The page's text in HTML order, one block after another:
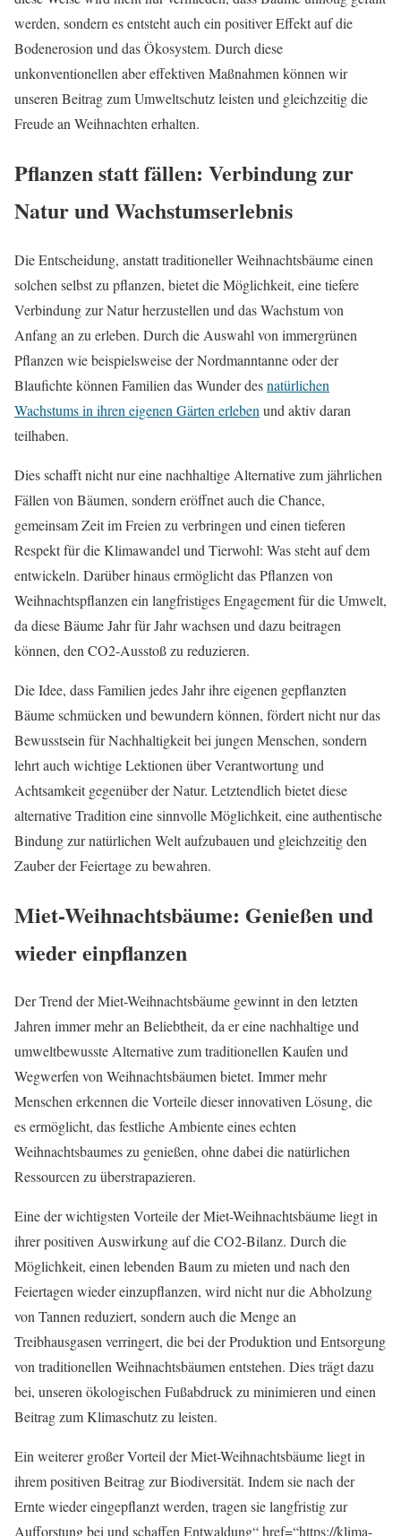
werden, sondern es entsteht auch ein positiver Effekt auf die
Bodenerosion und das Ökosystem. Durch diese
unkonventionellen aber effektiven Maßnahmen können wir
unseren Beitrag zum Umweltschutz leisten und gleichzeitig die
Freude an Weihnachten erhalten.
Pflanzen statt fällen: Verbindung zur
Natur und Wachstumserlebnis
Die Entscheidung, anstatt traditioneller Weihnachtsbäume einen
solchen selbst zu pflanzen, bietet die Möglichkeit, eine tiefere
Verbindung zur Natur herzustellen und das Wachstum von
Anfang an zu erleben. Durch die Auswahl von immergrünen
Pflanzen wie beispielsweise der Nordmanntanne oder der
Blaufichte können Familien das Wunder desnatürlichen
Wachstums in ihren eigenen Gärten erleben und aktiv daran
teilhaben.
Dies schafft nicht nur eine nachhaltige Alternative zum jährlichen
Fällen von Bäumen, sondern eröffnet auch die Chance,
gemeinsam Zeit im Freien zu verbringen und einen tieferen
Respekt für die Klimawandel und Tierwohl: Was steht auf dem
entwickeln. Darüber hinaus ermöglicht das Pflanzen von
Weihnachtspflanzen ein langfristiges Engagement für die Umwelt,
da diese Bäume Jahr für Jahr wachsen und dazu beitragen
können, den CO2-Ausstoß zu reduzieren.
Die Idee, dass Familien jedes Jahr ihre eigenen gepflanzten
Bäume schmücken und bewundern können, fördert nicht nur das
Bewusstsein für Nachhaltigkeit bei jungen Menschen, sondern
lehrt auch wichtige Lektionen über Verantwortung und
Achtsamkeit gegenüber der Natur. Letztendlich bietet diese
alternative Tradition eine sinnvolle Möglichkeit, eine authentische
Bindung zur natürlichen Welt aufzubauen und gleichzeitig den
Zauber der Feiertage zu bewahren.
Miet-Weihnachtsbäume: Genießen und
wieder einpflanzen
Der Trend der Miet-Weihnachtsbäume gewinnt in den letzten
Jahren immer mehr an Beliebtheit, da er eine nachhaltige und
umweltbewusste Alternative zum traditionellen Kaufen und
Wegwerfen von Weihnachtsbäumen bietet. Immer mehr
Menschen erkennen die Vorteile dieser innovativen Lösung, die
es ermöglicht, das festliche Ambiente eines echten
Weihnachtsbaumes zu genießen, ohne dabei die natürlichen
Ressourcen zu überstrapazieren.
Eine der wichtigsten Vorteile der Miet-Weihnachtsbäume liegt in
ihrer positiven Auswirkung auf die CO2-Bilanz. Durch die
Möglichkeit, einen lebenden Baum zu mieten und nach den
Feiertagen wieder einzupflanzen, wird nicht nur die Abholzung
von Tannen reduziert, sondern auch die Menge an
Treibhausgasen verringert, die bei der Produktion und Entsorgung
von traditionellen Weihnachtsbäumen entstehen. Dies trägt dazu
bei, unseren ökologischen Fußabdruck zu minimieren und einen
Beitrag zum Klimaschutz zu leisten.
Ein weiterer großer Vorteil der Miet-Weihnachtsbäume liegt in
ihrem positiven Beitrag zur Biodiversität. Indem sie nach der
Ernte wieder eingepflanzt werden, tragen sie langfristig zur
Aufforstung bei und schaffen Entwaldung“ href=“https://klima-